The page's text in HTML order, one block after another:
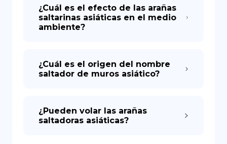
¿Cuál es el efecto de las arañas
saltarinas asiáticas en el medio
ambiente?
¿Cuál es el origen del nombre
saltador de muros asiático?
¿Pueden volar las arañas
saltadoras asiáticas?